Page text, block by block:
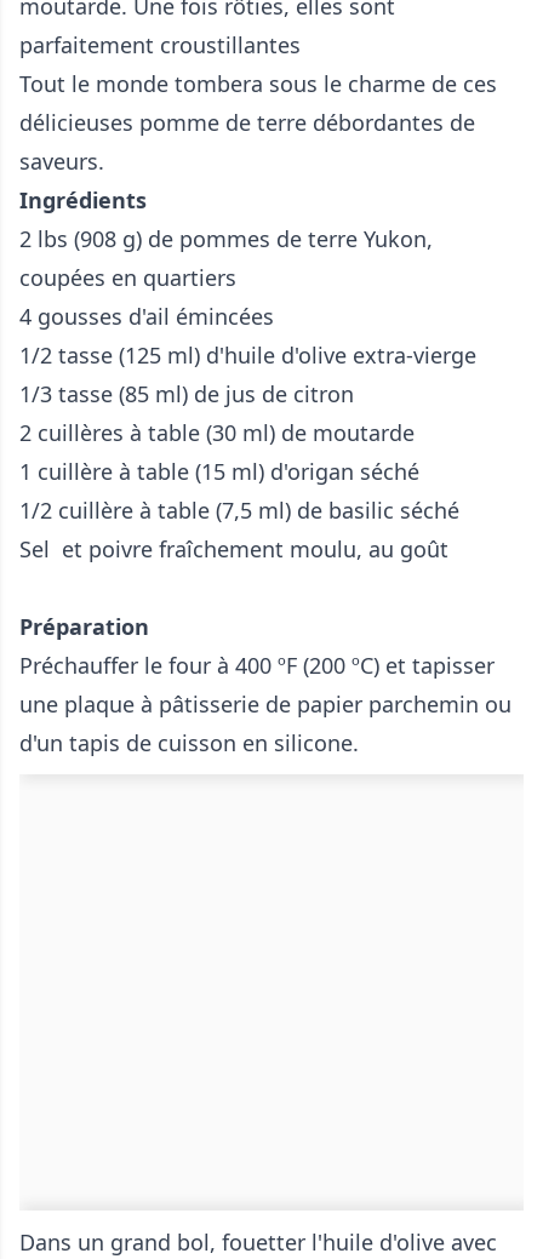
moutarde. Une fois rôties, elles sont
parfaitement croustillantes
Tout le monde tombera sous le charme de ces
délicieuses pomme de terre débordantes de
saveurs.
Ingrédients
2 lbs (908 g) de pommes de terre Yukon,
coupées en quartiers
4 gousses d'ail émincées
1/2 tasse (125 ml) d'huile d'olive extra-vierge
1/3 tasse (85 ml) de jus de citron
2 cuillères à table (30 ml) de moutarde
1 cuillère à table (15 ml) d'origan séché
1/2 cuillère à table (7,5 ml) de basilic séché
Sel et poivre fraîchement moulu, au goût
Préparation
Préchauffer le four à 400 ºF (200 ºC) et tapisser
une plaque à pâtisserie de papier parchemin ou
d'un tapis de cuisson en silicone.
Dans un grand bol, fouetter l'huile d'olive avec